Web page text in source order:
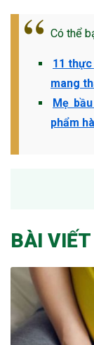
Có thể
11
mang
Mẹ
phẩm
BÀI